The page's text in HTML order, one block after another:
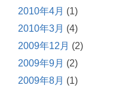
2010年4月 (1)
2010年3月 (4)
2009年12月 (2)
2009年9月 (2)
2009年8月 (1)